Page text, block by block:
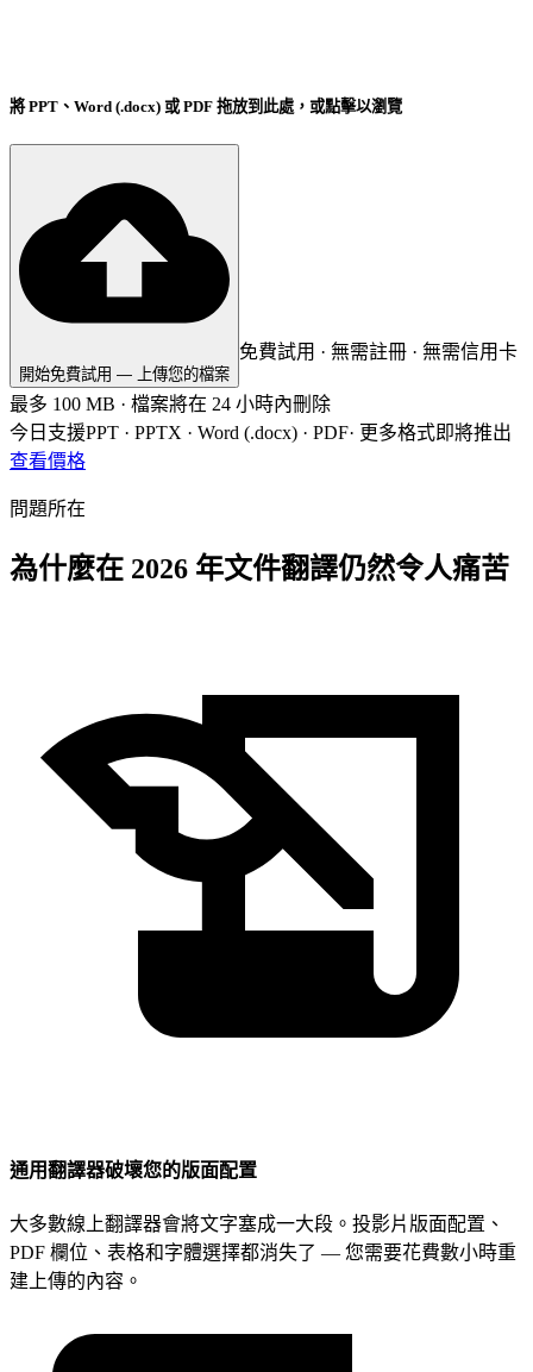
將 PPT、Word (.docx) 或 PDF 拖放到此處，或點擊以瀏覽
開始免費試用 — 上傳您的檔案
免費試用 · 無需註冊 · 無需信用卡
最多 100 MB · 檔案將在 24 小時內刪除
今日支援PPT · PPTX · Word (.docx) · PDF· 更多格式即將推出
查看價格
問題所在
為什麼在 2026 年文件翻譯仍然令人痛苦
通用翻譯器破壞您的版面配置
大多數線上翻譯器會將文字塞成一大段。投影片版面配置、
PDF 欄位、表格和字體選擇都消失了 — 您需要花費數小時重
建上傳的內容。